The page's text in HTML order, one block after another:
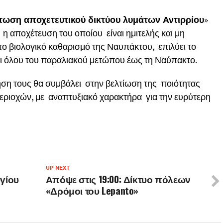
αποχετευτικού δικτύου λυμάτων Αντιρρίου»
αποχέτευση του οποίου είναι ημιτελής και μη
βιολογικό καθαρισμό της Ναυπάκτου, επιλύει το
όλου του παραλιακού μετώπου έως τη Ναύπακτο.
τους θα συμβάλει στην βελτίωση της ποιότητας
με αναπτυξιακό χαρακτήρα για την ευρύτερη
UP NEXT
Απόψε στις 19:00: Δίκτυο πόλεων
«Δρόμοι του Lepanto»